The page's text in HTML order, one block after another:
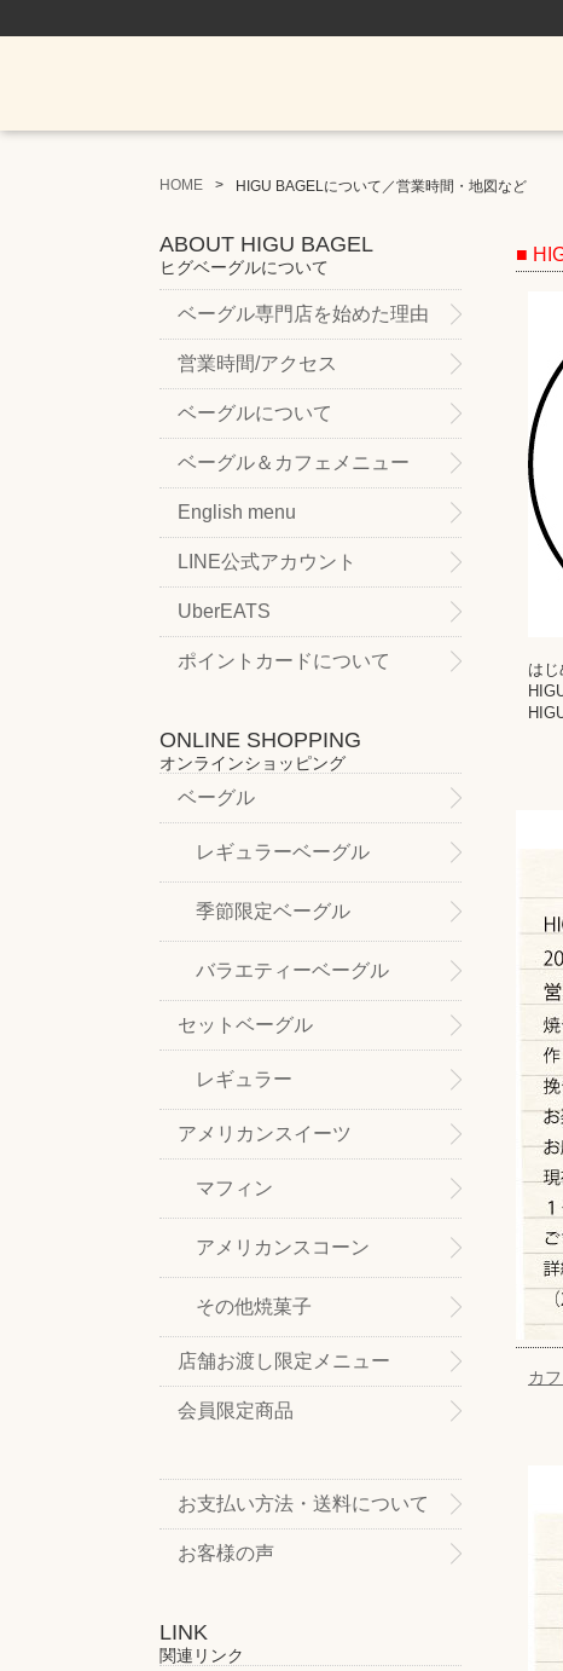
HOME HIGU BAGELについて／営業時間・地図など
■
はじ
カ
ABOUT HIGU BAGEL
ヒグベーグルについて
ベーグル専門店を始めた理由
営業時間/アクセス
ベーグルについて
ベーグル＆カフェメニュー
English menu
LINE公式アカウント
UberEATS
ポイントカードについて
ONLINE SHOPPING
オンラインショッピング
ベーグル
レギュラーベーグル
季節限定ベーグル
バラエティーベーグル
セットベーグル
レギュラー
アメリカンスイーツ
マフィン
アメリカンスコーン
その他焼菓子
店舗お渡し限定メニュー
会員限定商品
お支払い方法・送料について
お客様の声
LINK
関連リンク